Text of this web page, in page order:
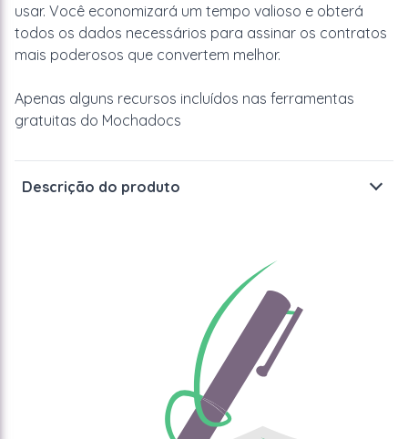
usar. Você economizará um tempo valioso e obterá
todos os dados necessários para assinar os contratos
mais poderosos que convertem melhor.
Apenas alguns recursos incluídos nas ferramentas
gratuitas do Mochadocs
Descrição do produto